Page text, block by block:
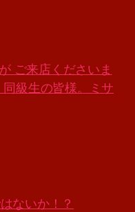
ご来店くださいま
級生の皆様。ミサ
ないか！？